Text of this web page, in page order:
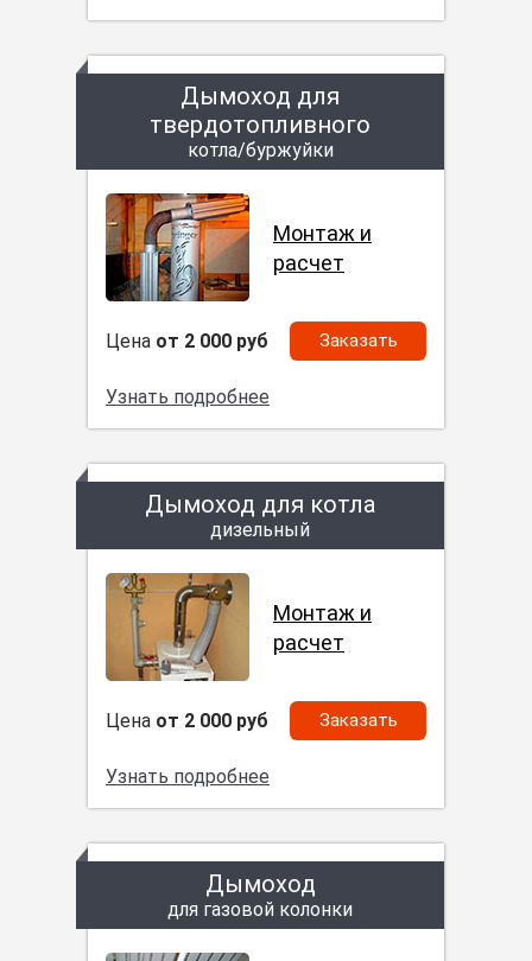
Дымоход для
твердотопливного
котла/буржуйки
Монтаж и
расчет
Цена от 2 000 руб Заказать
Узнать подробнее
Дымоход для котла
дизельный
Монтаж и
расчет
Цена от 2 000 руб Заказать
Узнать подробнее
Дымоход
для газовой колонки